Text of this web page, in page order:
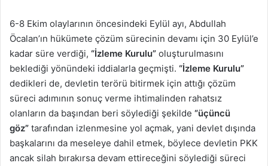
6-8 Ekim olaylarının öncesindeki Eylül ayı, Abdullah
Öcalan’ın hükümete çözüm sürecinin devamı için 30 Eylül’e
kadar süre verdiği, “İzleme Kurulu” oluşturulmasını
beklediği yönündeki iddialarla geçmişti. “İzleme Kurulu”
dedikleri de, devletin terörü bitirmek için attığı çözüm
süreci adımının sonuç verme ihtimalinden rahatsız
olanların da başından beri söylediği şekilde “üçüncü
göz” tarafından izlenmesine yol açmak, yani devlet dışında
başkalarını da meseleye dahil etmek, böylece devletin PKK
ancak silah bırakırsa devam ettireceğini söylediği süreci